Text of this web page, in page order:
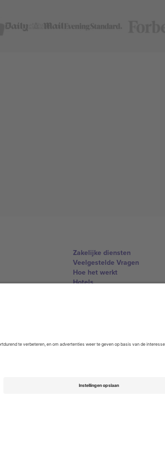
Zakelijke diensten
Veelgestelde Vragen
Hoe het werkt
Hotels